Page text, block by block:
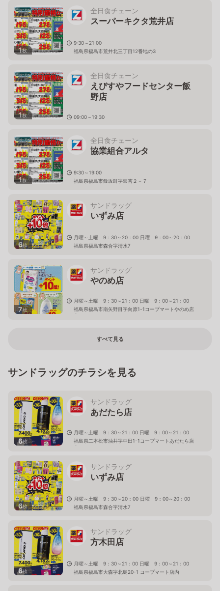
1枚
全日食チェーン
スーパーキクタ荒井店
9:30～21:00
福島県福島市荒井北三丁目12番地の3
1枚
全日食チェーン
えびすやフードセンター飯
野店
09:00～19:30
1枚
全日食チェーン
協業組合アルタ
9:30～19:00
福島県福島市飯坂町字銀杏２－７
6枚
サンドラッグ
いずみ店
月曜～土曜 9：30～20：00 日曜 9：00～20：00
福島県福島市森合字清水7
7枚
サンドラッグ
やのめ店
月曜～土曜 9：30～21：00 日曜 9：00～21：00
福島県福島市南矢野目字向原1-1コープマートやのめ店
内
すべて見る
サンドラッグのチラシを見る
6枚
サンドラッグ
あだたら店
月曜～土曜 9：30～21：00 日曜 9：00～21：00
福島県二本松市油井字中田1-1コープマートあだたら店
内
6枚
サンドラッグ
いずみ店
月曜～土曜 9：30～20：00 日曜 9：00～20：00
福島県福島市森合字清水7
6枚
サンドラッグ
方木田店
月曜～土曜 9：30～21：00 日曜 9：00～21：00
福島県福島市大森字北島20-1 コープマート店内